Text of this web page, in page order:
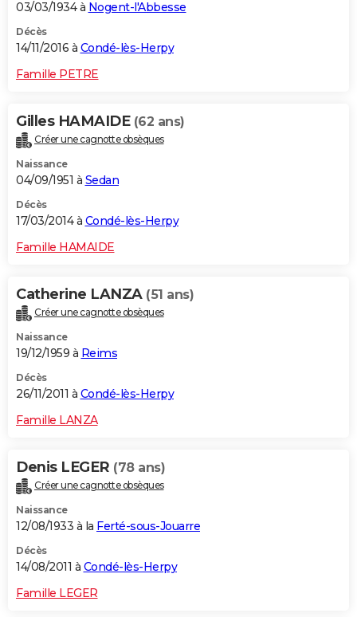
03/03/1934 à Nogent-l'Abbesse
Décès
14/11/2016 à Condé-lès-Herpy
Famille PETRE
Gilles HAMAIDE (62 ans)
Créer une cagnotte obsèques
Naissance
04/09/1951 à Sedan
Décès
17/03/2014 à Condé-lès-Herpy
Famille HAMAIDE
Catherine LANZA (51 ans)
Créer une cagnotte obsèques
Naissance
19/12/1959 à Reims
Décès
26/11/2011 à Condé-lès-Herpy
Famille LANZA
Denis LEGER (78 ans)
Créer une cagnotte obsèques
Naissance
12/08/1933 à la Ferté-sous-Jouarre
Décès
14/08/2011 à Condé-lès-Herpy
Famille LEGER